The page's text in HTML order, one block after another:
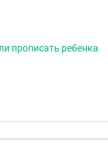
прописать ребенка